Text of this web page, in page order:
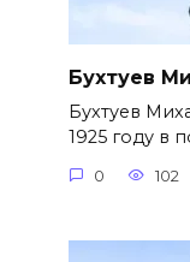
Бухтуев
Бухтуев
1925 году в
0 102